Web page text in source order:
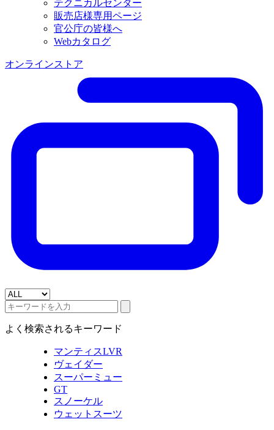
テクニカルセンター
販売店様専用ページ
官公庁の皆様へ
Webカタログ
オンラインストア
よく検索されるキーワード
マンティスLVR
ヴェイダー
スーパーミュー
GT
スノーケル
ウェットスーツ